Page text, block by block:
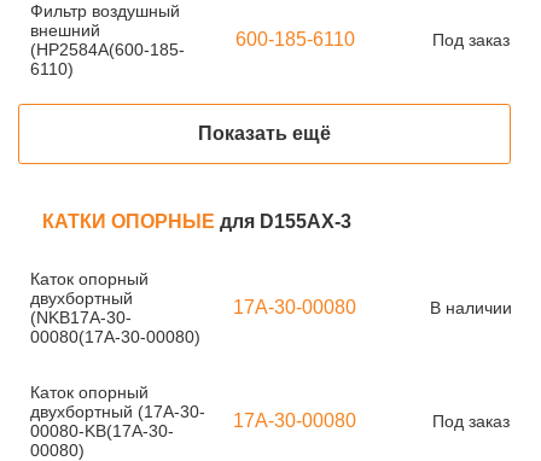
Фильтр воздушный
внешний
(HP2584A(600-185-
6110)
600-185-6110 Под заказ
Показать ещё
КАТКИ ОПОРНЫЕ для D155AX-3
Каток опорный
двухбортный
(NKB17A-30-
00080(17A-30-00080)
17A-30-00080 В наличии
Каток опорный
двухбортный (17A-30-
00080-KB(17A-30-
00080)
17A-30-00080 Под заказ